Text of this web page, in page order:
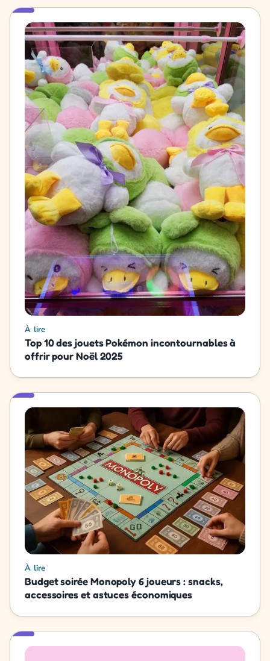
À lire
Top 10 des jouets Pokémon incontournables à
offrir pour Noël 2025
À lire
Budget soirée Monopoly 6 joueurs : snacks,
accessoires et astuces économiques